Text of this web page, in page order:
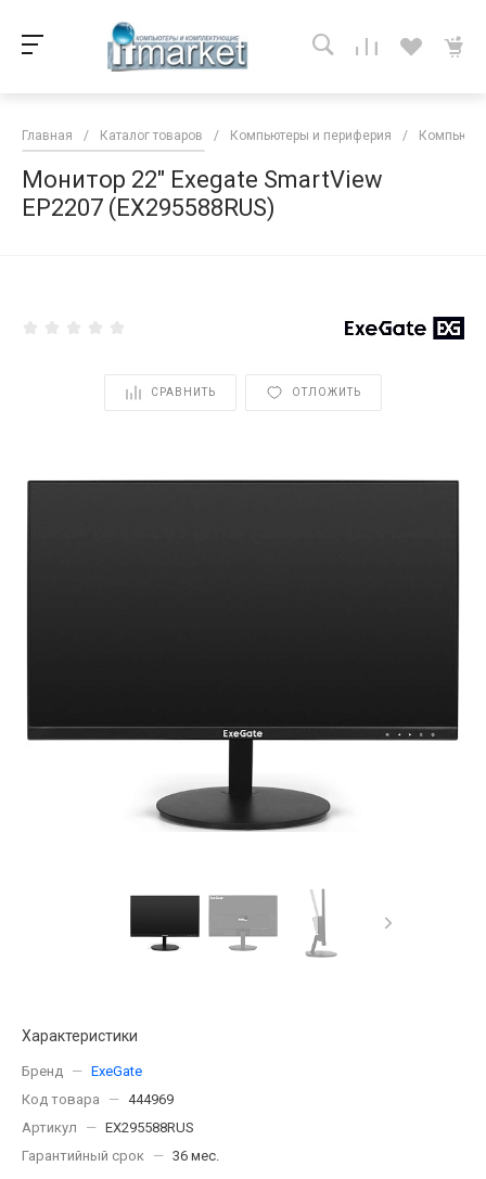
Главная / Каталог товаров / Компьютеры и периферия /
Монитор 22" Exegate SmartView
EP2207 (EX295588RUS)
СРАВНИТЬ ОТЛОЖИТЬ
Характеристики
Бренд — ExeGate
Код товара
— 444969
Артикул
— EX295588RUS
Гарантийный срок
— 36 мес.